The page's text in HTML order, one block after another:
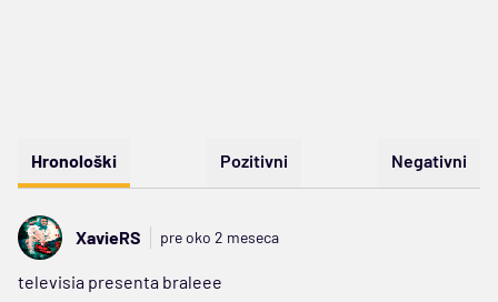
Hronološki Pozitivni Negativni
XavieRS pre oko 2 meseca
televisia presenta braleee